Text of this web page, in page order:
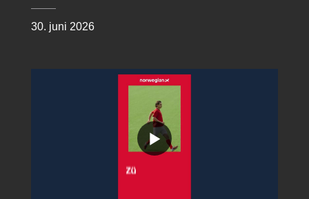
30. juni 2026